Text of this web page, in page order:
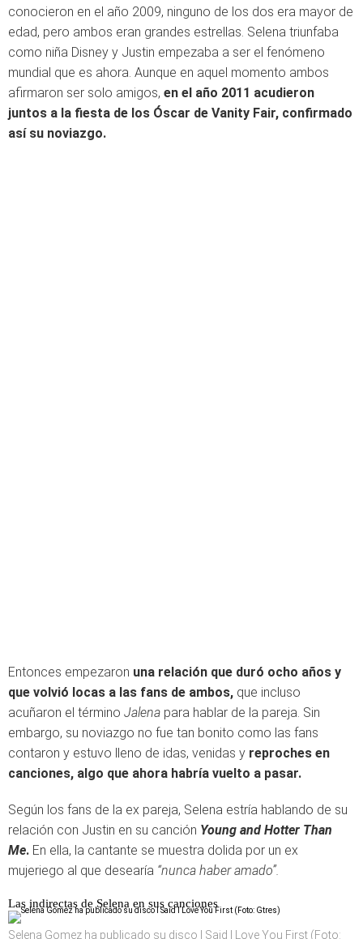
conocieron en el año 2009, ninguno de los dos era mayor de
edad, pero ambos eran grandes estrellas. Selena triunfaba
como niña Disney y Justin empezaba a ser el fenómeno
mundial que es ahora. Aunque en aquel momento ambos
afirmaron ser solo amigos, en el año 2011 acudieron
juntos a la fiesta de los Óscar de Vanity Fair, confirmado
así su noviazgo.
Entonces empezaron una relación que duró ocho años y
que volvió locas a las fans de ambos, que incluso
acuñaron el término Jalena para hablar de la pareja. Sin
embargo, su noviazgo no fue tan bonito como las fans
contaron y estuvo lleno de idas, venidas y reproches en
canciones, algo que ahora habría vuelto a pasar.
Según los fans de la ex pareja, Selena estría hablando de su
relación con Justin en su canción Young and Hotter Than
Me. En ella, la cantante se muestra dolida por un ex
mujeriego al que desearía “nunca haber amado”.
Las indirectas de Selena en sus canciones
Selena Gomez ha publicado su disco I Said I Love You First (Foto: